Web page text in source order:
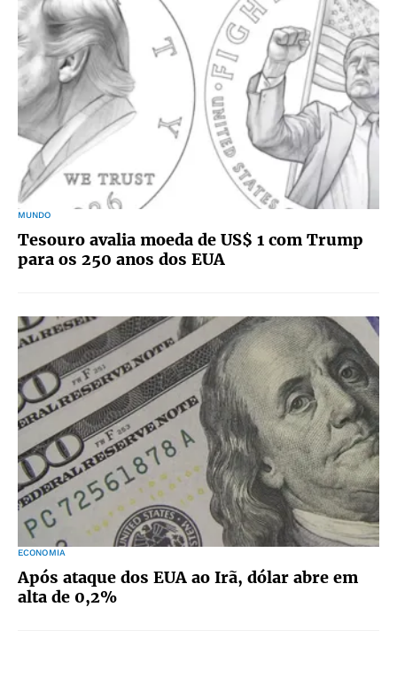
MUNDO
Tesouro avalia moeda de US$ 1 com Trump
para os 250 anos dos EUA
ECONOMIA
Após ataque dos EUA ao Irã, dólar abre em
alta de 0,2%